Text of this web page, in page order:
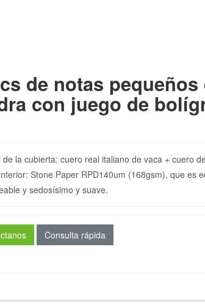
de notas pequeños
con juego de
de la cubierta: cuero real italiano de vaca + cuero
Stone Paper RPD140um (168gsm), que es
y sedosísimo y suave.
Consulta rápida